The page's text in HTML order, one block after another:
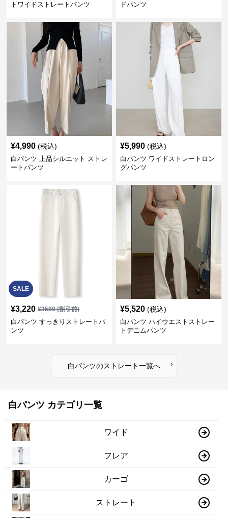
トワイドストレートパンツ
ドパンツ
¥4,990 (税込)
白パンツ 上品シルエット ストレ
ートパンツ
¥5,990 (税込)
白パンツ ワイドストレートロン
グパンツ
SALE
¥3,220 ¥3580(割引前)
白パンツ すっきりストレートパ
ンツ
¥5,520 (税込)
白パンツ ハイウエストストレー
トデニムパンツ
白パンツのストレート一覧へ ›
白パンツ カテゴリ一覧
ワイド
フレア
カーゴ
ストレート